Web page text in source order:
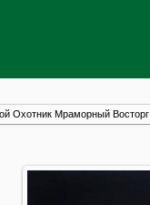
Охотник Мраморный Восторг